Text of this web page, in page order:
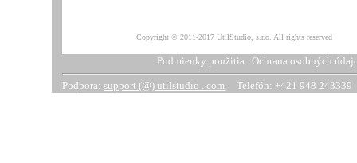
Copyright © 2011-2017 UtilStudio, s.r.o. All rights reserved
Podmienky použitia Ochrana osobných
Podpora:support (@) utilstudio . com, Telefón: +421 948 243339